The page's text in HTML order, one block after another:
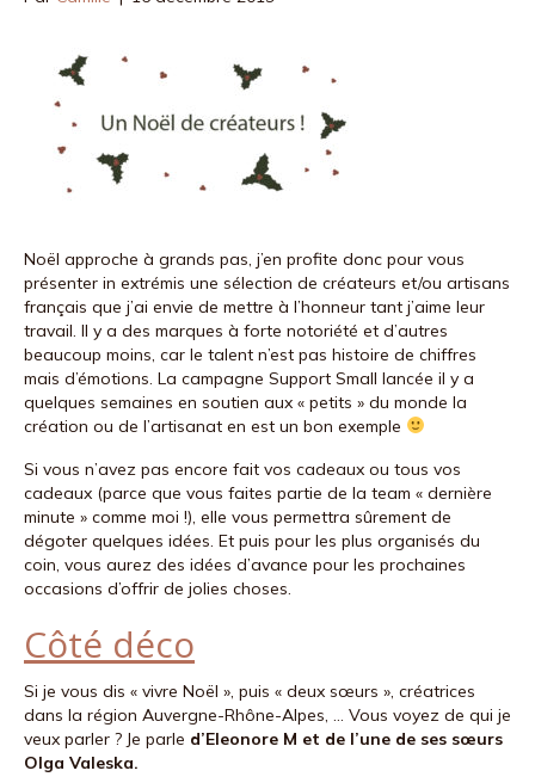
Noël approche à grands pas, j’en profite donc pour vous
présenter in extrémis une sélection de créateurs et/ou artisans
français que j’ai envie de mettre à l’honneur tant j’aime leur
travail. Il y a des marques à forte notoriété et d’autres
beaucoup moins, car le talent n’est pas histoire de chiffres
mais d’émotions. La campagne Support Small lancée il y a
quelques semaines en soutien aux « petits » du monde la
création ou de l’artisanat en est un bon exemple
Si vous n’avez pas encore fait vos cadeaux ou tous vos
cadeaux (parce que vous faites partie de la team « dernière
minute » comme moi !), elle vous permettra sûrement de
dégoter quelques idées. Et puis pour les plus organisés du
coin, vous aurez des idées d’avance pour les prochaines
occasions d’offrir de jolies choses.
Côté déco
Si je vous dis « vivre Noël », puis « deux sœurs », créatrices
dans la région Auvergne-Rhône-Alpes, … Vous voyez de qui je
veux parler ? Je parle d’Eleonore M et de l’une de ses sœurs
Olga Valeska.